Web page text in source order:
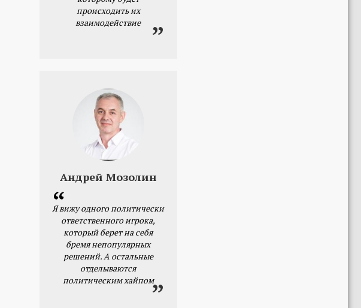
происходить их
взаимодействие
Андрей Мозолин
Я вижу одного политически
ответственного игрока,
который берет на себя
бремя непопулярных
решений. А остальные
отделываются
политическим хайпом